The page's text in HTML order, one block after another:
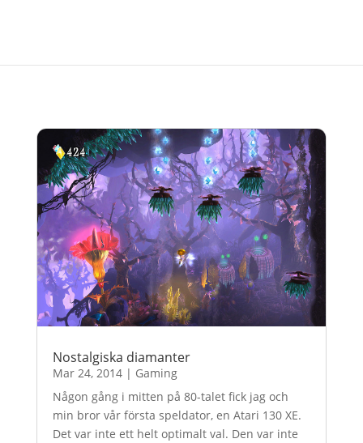
Nostalgiska diamanter
Mar 24, 2014| Gaming
Någon gång i mitten på 80-talet fick jag och
min bror vår första speldator, en Atari 130 XE.
Det var inte ett helt optimalt val. Den var inte